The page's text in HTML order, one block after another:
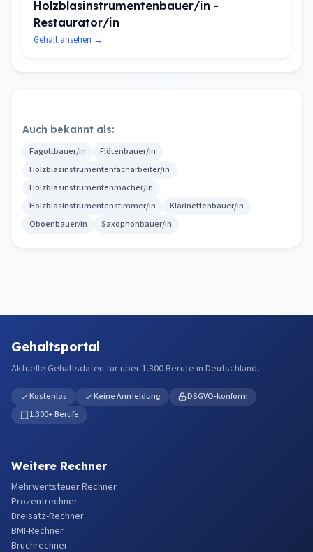
Holzblasinstrumentenbauer/in -
Restaurator/in
Gehalt ansehen →
Auch bekannt als:
Fagottbauer/in
Flötenbauer/in
Holzblasinstrumentenfacharbeiter/in
Holzblasinstrumentenmacher/in
Holzblasinstrumentenstimmer/in
Klarinettenbauer/in
Oboenbauer/in
Saxophonbauer/in
Gehaltsportal
Aktuelle Gehaltsdaten für über 1.300 Berufe in Deutschland.
Kostenlos Keine Anmeldung
DSGVO-konform
1.300+ Berufe
Weitere Rechner
Mehrwertsteuer Rechner
Prozentrechner
Dreisatz-Rechner
BMI-Rechner
Bruchrechner